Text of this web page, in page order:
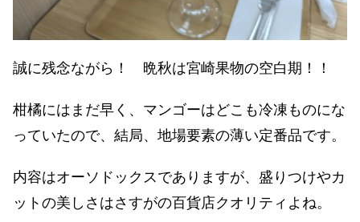
誠に残念ながら！ 晩秋は宮崎果物の空白期！！
柑橘にはまだ早く、マンゴーはどこも冷凍ものにな
っていたので、結局、地場要素の薄い定番品です。
内容はオーソドックスでありますが、盛りつけやカ
ットの美しさはさすがの百貨店クオリティよね。